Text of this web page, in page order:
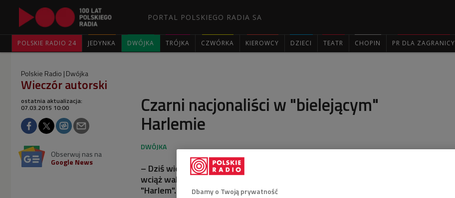
PORTAL POLSKIEGO RADIA SA
POLSKIE RADIO 24 JEDYNKA DWÓJKA TRÓJKA CZWÓRKA KIEROWCY DZIECI TEATR CHOPIN PR DLA ZAGRANICY
Polskie Radio Dwójka
Wieczór autorski
Czarni nacjonaliści w "bielejącym"
Harlemie
ostatnia aktualizacja:
07.03.2015 10:00
Obserwuj nas na
Google News
– Dziś wielu czarnych nie stać już po prostu na mieszkanie w Harlemie. Ale
wciąż walczą o swoją dzielnicę – mówił Tomasz Zalewski, autor książki
"Harlem".
Dbamy o Twoją prywatność